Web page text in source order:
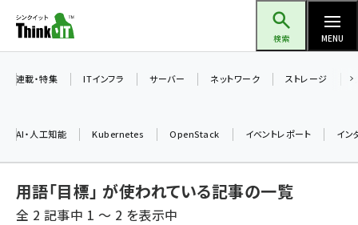
ン
ツ
検索 MENU
ai (2508)
加藤銘のチーム貢献～仲間と築いた勝利の絆～ (2329)
連載・特集 ITインフラ サーバー ネットワーク ストレージ
AI・人工知能 Kubernetes OpenStack イベントレポート イン
用語「目標」 が使われている記事の一覧
全 2 記事中 1 ～ 2 を表示中